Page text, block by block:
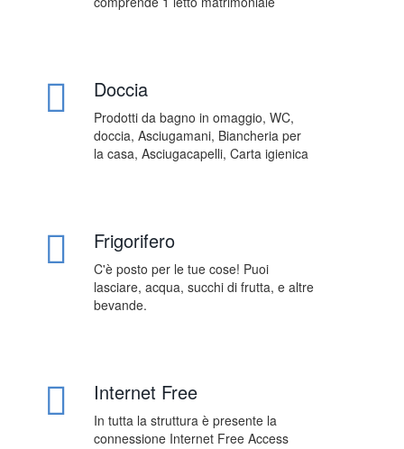
Doccia
Prodotti da bagno in omaggio, WC,
doccia, Asciugamani, Biancheria per
la casa, Asciugacapelli, Carta igienica
Frigorifero
C'è posto per le tue cose! Puoi
lasciare, acqua, succhi di frutta, e altre
bevande.
Internet Free
In tutta la struttura è presente la
connessione Internet Free Access